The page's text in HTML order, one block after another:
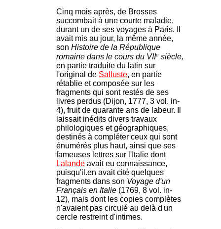
Cinq mois après, de Brosses
succombait à une courte maladie,
durant un de ses voyages à Paris. Il
avait mis au jour, la même année,
son Histoire de la République
romaine dans le cours du VIIe siècle,
en partie traduite du latin sur
l'original de Salluste, en partie
rétablie et composée sur les
fragments qui sont restés de ses
livres perdus (Dijon, 1777, 3 vol. in-
4), fruit de quarante ans de labeur. Il
laissait inédits divers travaux
philologiques et géographiques,
destinés à compléter ceux qui sont
énumérés plus haut, ainsi que ses
fameuses lettres sur l'Italie dont
Lalande avait eu connaissance,
puisqu'il.en avait cité quelques
fragments dans son Voyage d'un
Français en Italie (1769, 8 vol. in-
12), mais dont les copies complètes
n'avaient pas circulé au delà d'un
cercle restreint d'intimes.